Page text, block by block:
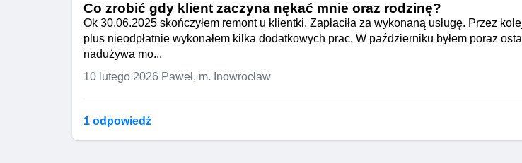
Co zrobić gdy klient zaczyna nękać mnie oraz rodzinę?
Ok 30.06.2025 skończyłem remont u klientki. Zapłaciła za wykonaną usługę. Przez
plus nieodpłatnie wykonałem kilka dodatkowych prac. W październiku byłem poraz
nadużywa mo...
10 lutego 2026 Paweł, m. Inowrocław
1 odpowiedź